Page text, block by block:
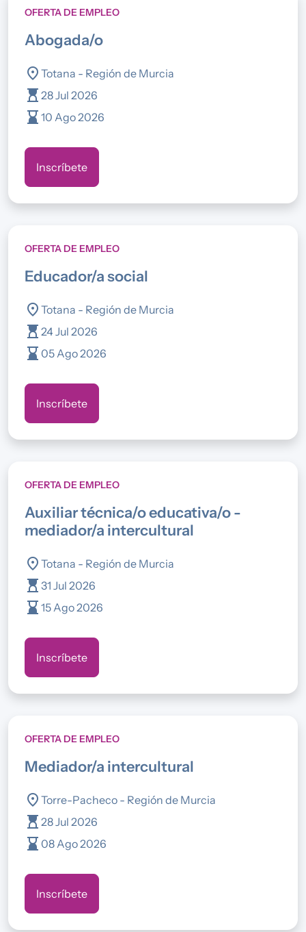
OFERTA DE EMPLEO
abogada/o
location_on Totana - Región de Murcia
hourglass_top 28 Jul 2026
hourglass_bottom 10 Ago 2026
Inscríbete
OFERTA DE EMPLEO
educador/a social
location_on Totana - Región de Murcia
hourglass_top 24 Jul 2026
hourglass_bottom 05 Ago 2026
Inscríbete
OFERTA DE EMPLEO
auxiliar técnica/o educativa/o -
mediador/a intercultural
location_on Totana - Región de Murcia
hourglass_top 31 Jul 2026
hourglass_bottom 15 Ago 2026
Inscríbete
OFERTA DE EMPLEO
mediador/a intercultural
location_on Torre-Pacheco - Región de Murcia
hourglass_top 28 Jul 2026
hourglass_bottom 08 Ago 2026
Inscríbete